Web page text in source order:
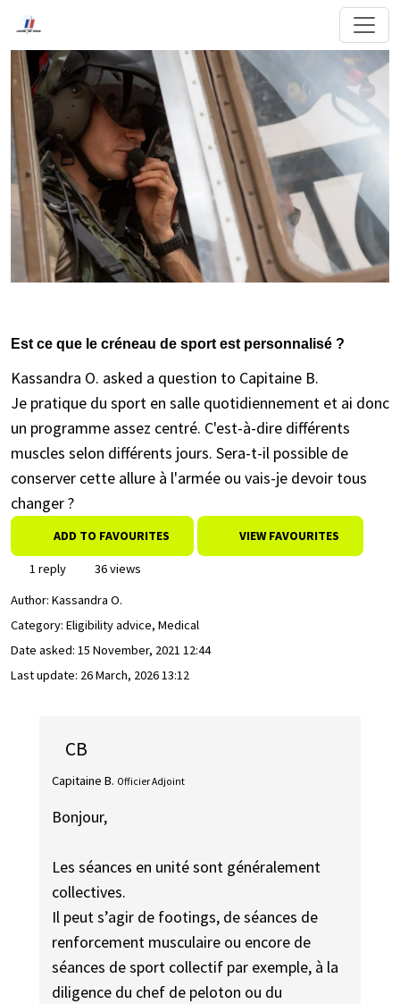
Est ce que le créneau de sport est personnalisé ?
Kassandra O. asked a question to Capitaine B.
Je pratique du sport en salle quotidiennement et ai donc
un programme assez centré. C'est-à-dire différents
muscles selon différents jours. Sera-t-il possible de
conserver cette allure à l'armée ou vais-je devoir tous
changer ?
ADD TO FAVOURITES VIEW FAVOURITES
1 reply
36 views
Author: Kassandra O.
Category: Eligibility advice, Medical
Date asked: 15 November, 2021 12:44
Last update: 26 March, 2026 13:12
CB
Capitaine B. Officier Adjoint
Bonjour,
Les séances en unité sont généralement
collectives.
Il peut s’agir de footings, de séances de
renforcement musculaire ou encore de
séances de sport collectif par exemple, à la
diligence du chef de peloton ou du